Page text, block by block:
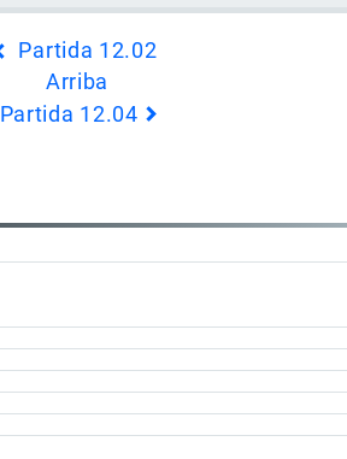
Partida 12.02
Arriba
Partida 12.04